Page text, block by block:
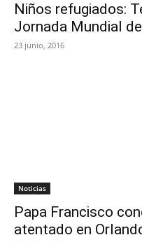
Niños refugiados:
Jornada Mundial
23 junio, 2016
Noticias
Papa Francisco
atentado en